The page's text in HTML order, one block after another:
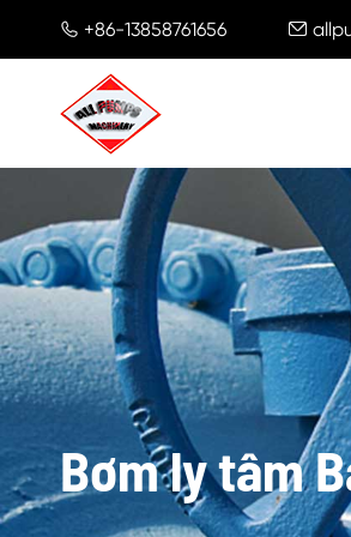
 +86-13858761656 
Bơm ly tâm